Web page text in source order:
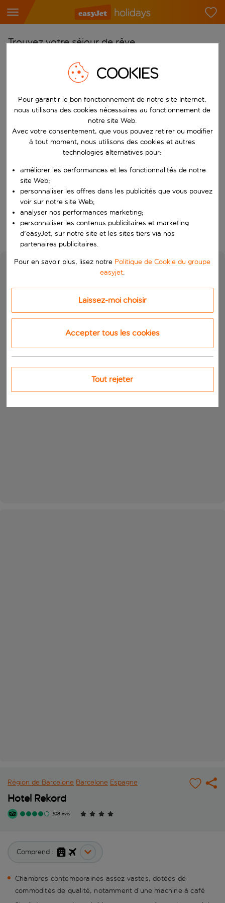
Trouvez votre séjour de rêve
Commencez à taper pour la saisie automatique. Lorsque les
Choisissez votre aéroport
Commencez à taper pour la saisie automatique. Lorsque les
Choisissez votre destination
Vers
Choisissez vos dates
Quand
Qui
Rechercher
Région de Barcelone Barcelone Espagne
Hotel Rekord
308 avis
Comprend :
Chambres contemporaines assez vastes, dotées de
commodités de qualité, notamment d’une machine à café
COOKIES
Pour garantir le bon fonctionnement de notre site Internet,
nous utilisons des cookies nécessaires au fonctionnement de
notre site Web.
Avec votre consentement, que vous pouvez retirer ou modifier
à tout moment, nous utilisons des cookies et autres
technologies alternatives pour:
améliorer les performances et les fonctionnalités de notre
site Web;
personnaliser les offres dans les publicités que vous pouvez
voir sur notre site Web;
analyser nos performances marketing;
personnaliser les contenus publicitaires et marketing
d'easyJet, sur notre site et les sites tiers via nos
partenaires publicitaires.
Pour en savoir plus, lisez notre Politique de Cookie du groupe
easyjet.
Laissez-moi choisir
Accepter tous les cookies
Tout rejeter